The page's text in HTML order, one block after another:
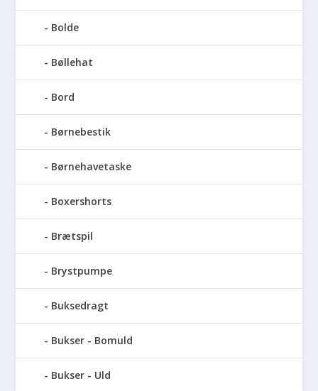
Bolde
Bøllehat
Bord
Børnebestik
Børnehavetaske
Boxershorts
Brætspil
Brystpumpe
Buksedragt
Bukser - Bomuld
Bukser - Uld